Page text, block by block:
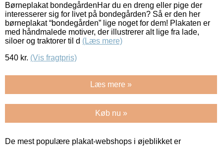
Børneplakat bondegårdenHar du en dreng eller pige der
interesserer sig for livet på bondegården? Så er den her
børneplakat “bondegården” lige noget for dem! Plakaten er
med håndmalede motiver, der illustrerer alt lige fra lade,
siloer og traktorer til d (Læs mere)
540 kr. (Vis fragtpris)
Læs mere »
Køb nu »
De mest populære plakat-webshops i øjeblikket er